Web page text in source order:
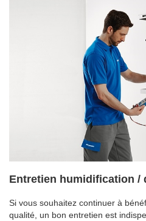
Entretien humidification /
Si vous souhaitez continuer à
qualité, un bon entretien est